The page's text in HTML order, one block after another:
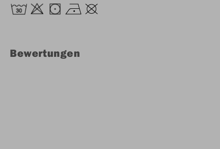
Bewertungen